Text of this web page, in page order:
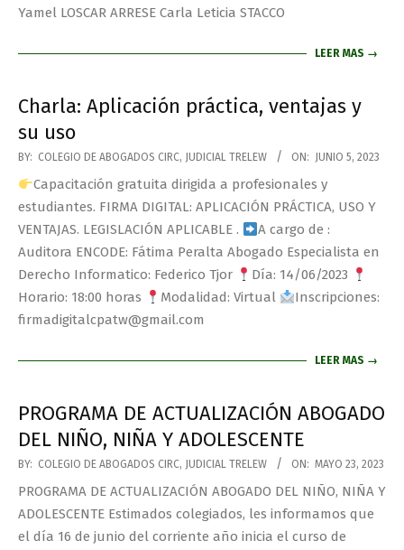
Yamel LOSCAR ARRESE Carla Leticia STACCO
LEER MAS →
Charla: Aplicación práctica, ventajas y
su uso
BY: COLEGIO DE ABOGADOS CIRC, JUDICIAL TRELEW ON: JUNIO 5, 2023
Capacitación gratuita dirigida a profesionales y
estudiantes. FIRMA DIGITAL: APLICACIÓN PRÁCTICA, USO Y
VENTAJAS. LEGISLACIÓN APLICABLE .
A cargo de :
Auditora ENCODE: Fátima Peralta Abogado Especialista en
Derecho Informatico: Federico Tjor
Día: 14/06/2023
Horario: 18:00 horas
Modalidad: Virtual
Inscripciones:
firmadigitalcpatw@gmail.com
LEER MAS →
PROGRAMA DE ACTUALIZACIÓN ABOGADO
DEL NIÑO, NIÑA Y ADOLESCENTE
BY: COLEGIO DE ABOGADOS CIRC, JUDICIAL TRELEW ON: MAYO 23, 2023
PROGRAMA DE ACTUALIZACIÓN ABOGADO DEL NIÑO, NIÑA Y
ADOLESCENTE Estimados colegiados, les informamos que
el día 16 de junio del corriente año inicia el curso de